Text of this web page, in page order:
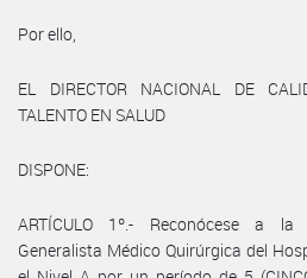
Por ello,
EL DIRECTOR NACIONAL DE
TALENTO EN SALUD
DISPONE:
ARTÍCULO 1º.- Reconócese a la
Generalista Médico Quirúrgica del